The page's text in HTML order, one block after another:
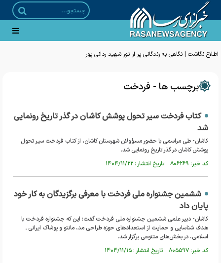
اطلاع نگاشت | نگاهی به زندگانی پر از نور شهید ردانی پور
برچسب ها - فردخت
کتاب فردخت سیر تحول پوشش کاشان در گذر تاریخ رونمایی
شد
کاشان- طی مراسمی با حضور مسؤولان شهرستان کاشان، از کتاب فردخت سیر تحول
پوشش کاشان در گذر تاریخ رونمایی شد.
کد خبر: ۸۰۶۲۶۹ تاریخ انتشار : ۱۴۰۴/۱۱/۲۲
ششمین جشنواره ملی فردخت با معرفی برگزیدگان به کار خود
پایان داد
کاشان- دبیر علمی ششمین جشنواره ملی فردخت گفت: این که جشنواره فردخت با
هدف شناسایی و حمایت از استعداد‌های حوزه طراحی مد، مانتو و پوشاک ایرانی ـ
اسلامی، در بخش‌های متنوعی برگزار شد.
کد خبر: ۸۰۵۵۹۷ تاریخ انتشار : ۱۴۰۴/۱۱/۱۵